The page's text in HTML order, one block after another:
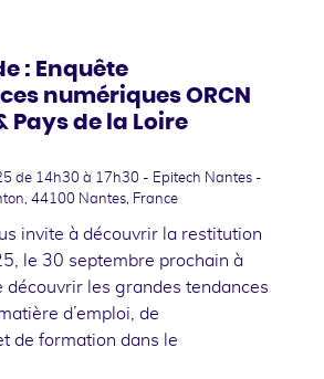
: Enquête
numériques ORCN
Pays de la Loire
de 14h30 à 17h30 - Epitech Nantes -
44100 Nantes, France
invite à découvrir la restitution
le 30 septembre prochain à
découvrir les grandes tendances
d’emploi, de
de formation dans le